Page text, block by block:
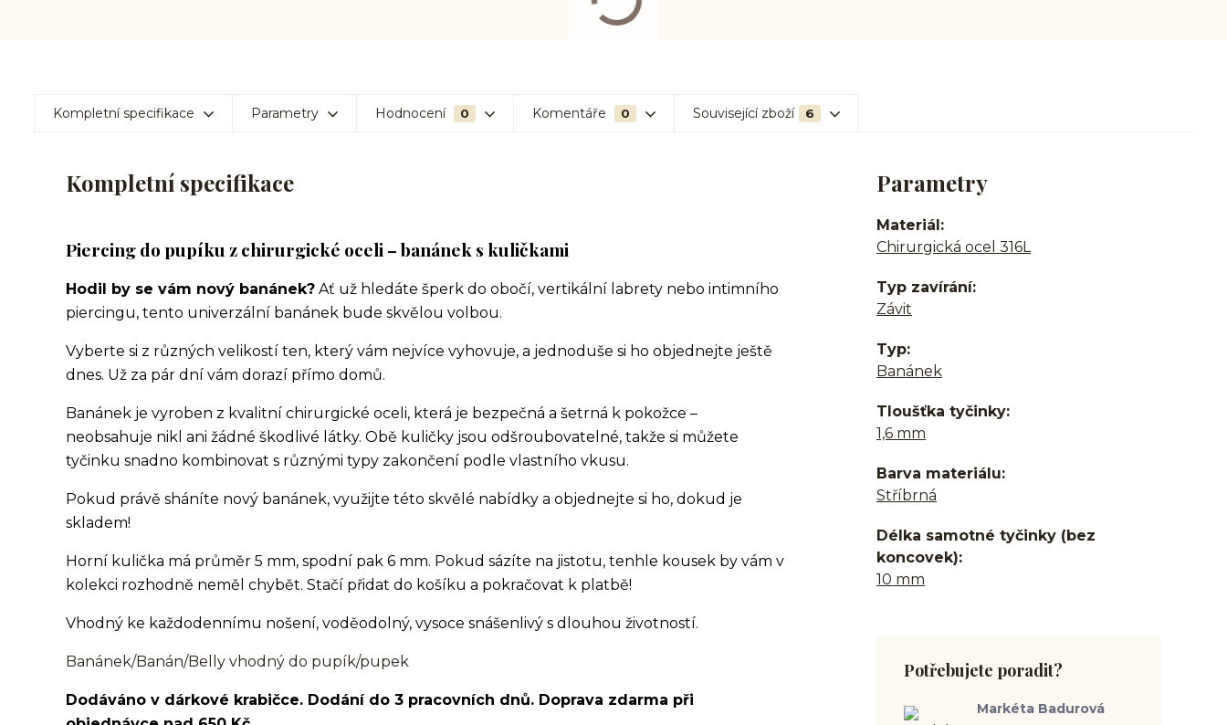
Kompletní specifikace Parametry Hodnocení 0 Komentáře 0 Související zboží 6
Kompletní specifikace
Piercing do pupíku z chirurgické oceli – banánek s kuličkami
Hodil by se vám nový banánek? Ať už hledáte šperk do obočí, vertikální labrety nebo intimního
piercingu, tento univerzální banánek bude skvělou volbou.
Vyberte si z různých velikostí ten, který vám nejvíce vyhovuje, a jednoduše si ho objednejte ještě
dnes. Už za pár dní vám dorazí přímo domů.
Banánek je vyroben z kvalitní chirurgické oceli, která je bezpečná a šetrná k pokožce –
neobsahuje nikl ani žádné škodlivé látky. Obě kuličky jsou odšroubovatelné, takže si můžete
tyčinku snadno kombinovat s různými typy zakončení podle vlastního vkusu.
Pokud právě sháníte nový banánek, využijte této skvělé nabídky a objednejte si ho, dokud je
skladem!
Horní kulička má průměr 5 mm, spodní pak 6 mm. Pokud sázíte na jistotu, tenhle kousek by vám v
kolekci rozhodně neměl chybět. Stačí přidat do košíku a pokračovat k platbě!
Vhodný ke každodennímu nošení, voděodolný, vysoce snášenlivý s dlouhou životností.
Banánek/Banán/Belly vhodný do pupík/pupek
Dodáváno v dárkové krabičce. Dodání do 3 pracovních dnů. Doprava zdarma při
Parametry
Materiál
Chirurgická ocel 316L
Typ zavírání
Závit
Typ
Banánek
Tloušťka tyčinky
1,6 mm
Barva materiálu
Stříbrná
Délka samotné tyčinky (bez
koncovek)
10 mm
Potřebujete poradit?
Markéta Badurová